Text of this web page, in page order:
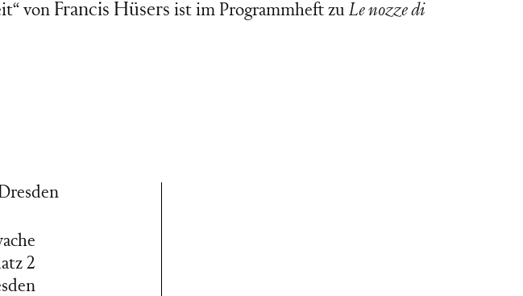
von Francis Hüsers ist im Programmheft zu Le nozze di
2